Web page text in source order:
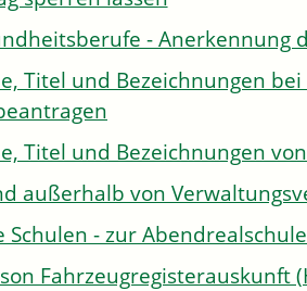
- Anerkennung
Titel und Bezeichnungen
Titel und Bezeichnungen
außerhalb von
- zur
Fahrzeugregisterauskunft